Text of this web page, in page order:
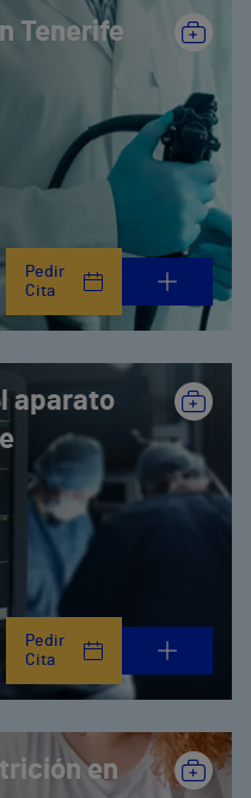
Tenerife
Pedir
Cita
aparato
Pedir
Cita
en